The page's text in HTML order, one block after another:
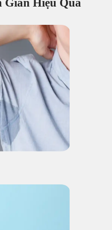
Gian Hiệu Quả